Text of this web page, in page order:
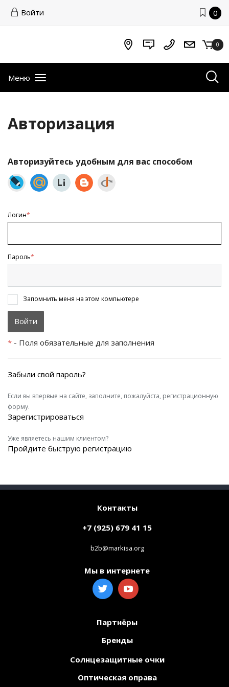
Войти 0
0
Меню
Авторизация
Авторизуйтесь удобным для вас способом
Логин*
Пароль*
Запомнить меня на этом компьютере
* - Поля обязательные для заполнения
Забыли свой пароль?
Если вы впервые на сайте, заполните, пожалуйста, регистрационную
форму.
Зарегистрироваться
Уже являетесь нашим клиентом?
Пройдите быструю регистрацию
Контакты
+7 (925) 679 41 15
b2b@markisa.org
Мы в интернете
Партнёры
Бренды
Солнцезащитные очки
Оптическая оправа